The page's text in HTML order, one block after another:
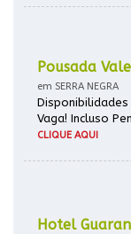
Pousada
em SERRA NEGRA
Vaga! Incluso
CLIQUE AQUI
Hotel